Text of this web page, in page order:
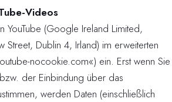
Videos
(Google Ireland Limited,
Street, Dublin 4, Irland) im erweiterten
nocookie.com«) ein. Erst wenn Sie
der Einbindung über das
werden Daten (einschließlich